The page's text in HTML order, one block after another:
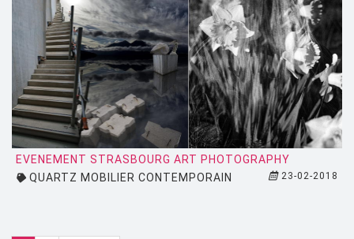
EVENEMENT STRASBOURG ART PHOTOGRAPHY
QUARTZ MOBILIER CONTEMPORAIN
23-02-2018